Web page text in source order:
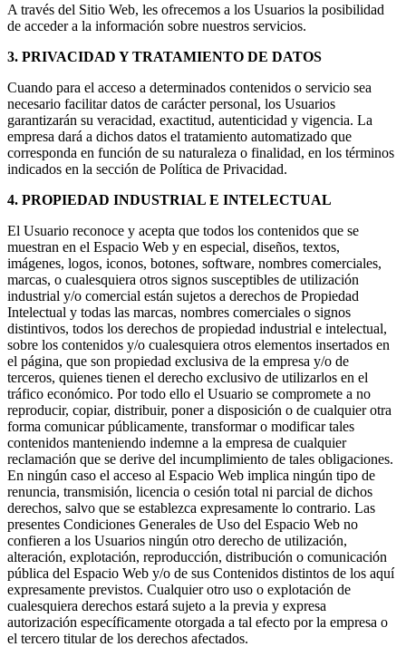
A través del Sitio Web, les ofrecemos a los Usuarios la posibilidad
de acceder a la información sobre nuestros servicios.
3. PRIVACIDAD Y TRATAMIENTO DE DATOS
Cuando para el acceso a determinados contenidos o servicio sea
necesario facilitar datos de carácter personal, los Usuarios
garantizarán su veracidad, exactitud, autenticidad y vigencia. La
empresa dará a dichos datos el tratamiento automatizado que
corresponda en función de su naturaleza o finalidad, en los términos
indicados en la sección de Política de Privacidad.
4. PROPIEDAD INDUSTRIAL E INTELECTUAL
El Usuario reconoce y acepta que todos los contenidos que se
muestran en el Espacio Web y en especial, diseños, textos,
imágenes, logos, iconos, botones, software, nombres comerciales,
marcas, o cualesquiera otros signos susceptibles de utilización
industrial y/o comercial están sujetos a derechos de Propiedad
Intelectual y todas las marcas, nombres comerciales o signos
distintivos, todos los derechos de propiedad industrial e intelectual,
sobre los contenidos y/o cualesquiera otros elementos insertados en
el página, que son propiedad exclusiva de la empresa y/o de
terceros, quienes tienen el derecho exclusivo de utilizarlos en el
tráfico económico. Por todo ello el Usuario se compromete a no
reproducir, copiar, distribuir, poner a disposición o de cualquier otra
forma comunicar públicamente, transformar o modificar tales
contenidos manteniendo indemne a la empresa de cualquier
reclamación que se derive del incumplimiento de tales obligaciones.
En ningún caso el acceso al Espacio Web implica ningún tipo de
renuncia, transmisión, licencia o cesión total ni parcial de dichos
derechos, salvo que se establezca expresamente lo contrario. Las
presentes Condiciones Generales de Uso del Espacio Web no
confieren a los Usuarios ningún otro derecho de utilización,
alteración, explotación, reproducción, distribución o comunicación
pública del Espacio Web y/o de sus Contenidos distintos de los aquí
expresamente previstos. Cualquier otro uso o explotación de
cualesquiera derechos estará sujeto a la previa y expresa
autorización específicamente otorgada a tal efecto por la empresa o
el tercero titular de los derechos afectados.